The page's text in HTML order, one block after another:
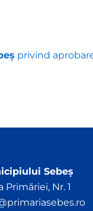
privind
Sebeș
Primăriei, Nr. 1